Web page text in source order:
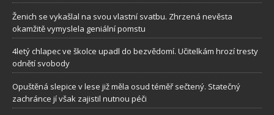
Ženich se vykašlal na svou vlastní svatbu. Zhrzená nevěsta
okamžitě vymyslela geniální pomstu
4letý chlapec ve školce upadl do bezvědomí. Učitelkám hrozí tresty
odnětí svobody
Opuštěná slepice v lese již měla osud téměř sečtený. Statečný
zachránce jí však zajistil nutnou péči